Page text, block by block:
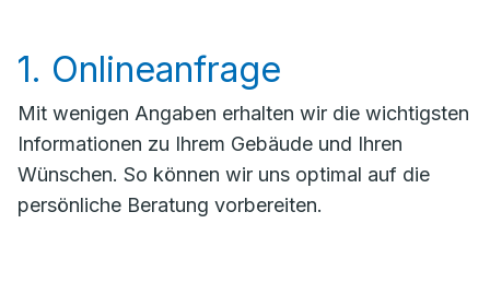
1. Onlineanfrage
Mit wenigen Angaben erhalten wir die wichtigsten
Informationen zu Ihrem Gebäude und Ihren
Wünschen. So können wir uns optimal auf die
persönliche Beratung vorbereiten.